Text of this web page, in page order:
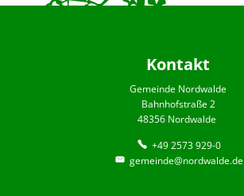
Kontakt
Gemeinde Nordwalde
Bahnhofstraße 2
48356 Nordwalde
+49 2573 929-0
gemeinde@nordwalde.de